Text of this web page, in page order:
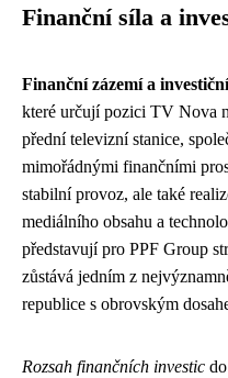
Finanční síla a
Finanční zázemí a
které určují pozici TV Nova
přední televizní stanice,
mimořádnými finančními
stabilní provoz, ale také
mediálního obsahu a
představují pro PPF Group
zůstává jedním z
republice s obrovským
Rozsah finančních investic